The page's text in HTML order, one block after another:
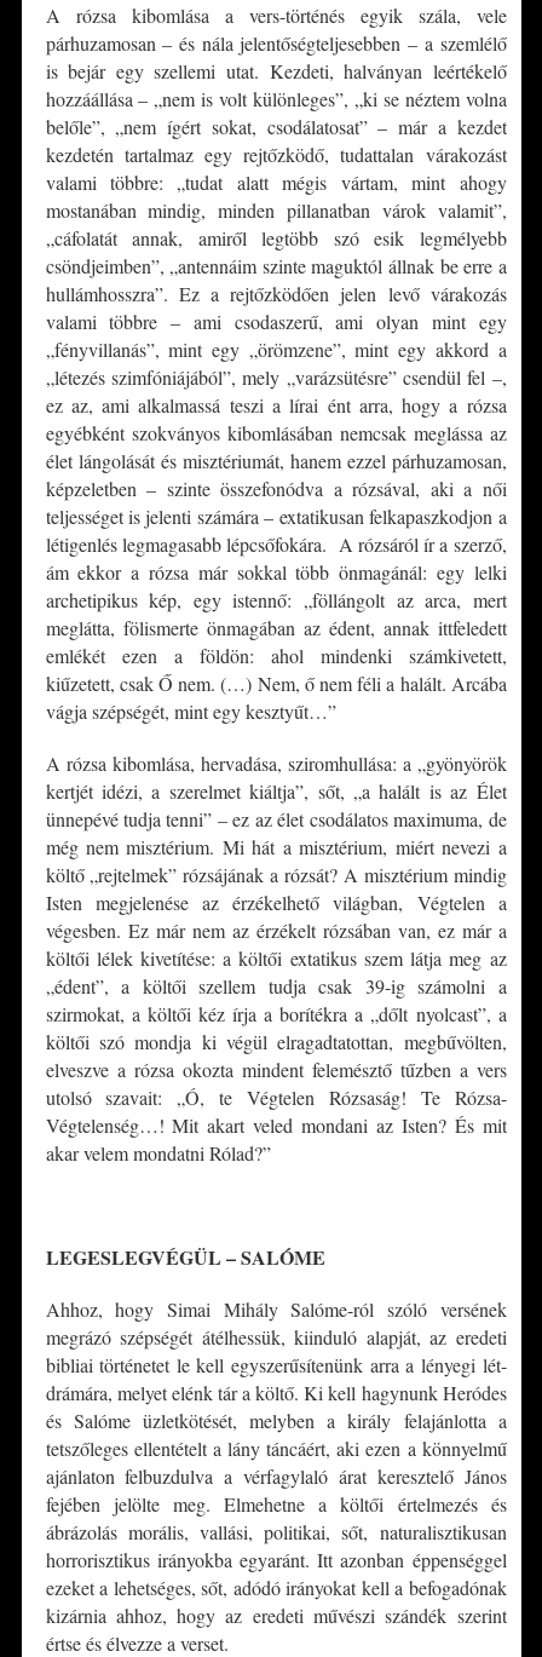
A rózsa kibomlása a vers-történés egyik szála, vele
párhuzamosan – és nála jelentőségteljesebben – a szemlélő
is bejár egy szellemi utat. Kezdeti, halványan leértékelő
hozzáállása – „nem is volt különleges”, „ki se néztem volna
belőle”, „nem ígért sokat, csodálatosat” – már a kezdet
kezdetén tartalmaz egy rejtőzködő, tudattalan várakozást
valami többre: „tudat alatt mégis vártam, mint ahogy
mostanában mindig, minden pillanatban várok valamit”,
„cáfolatát annak, amiről legtöbb szó esik legmélyebb
csöndjeimben”, „antennáim szinte maguktól állnak be erre a
hullámhosszra”. Ez a rejtőzködően jelen levő várakozás
valami többre – ami csodaszerű, ami olyan mint egy
„fényvillanás”, mint egy „örömzene”, mint egy akkord a
„létezés szimfóniájából”, mely „varázsütésre” csendül fel ­–,
ez az, ami alkalmassá teszi a lírai ént arra, hogy a rózsa
egyébként szokványos kibomlásában nemcsak meglássa az
élet lángolását és misztériumát, hanem ezzel párhuzamosan,
képzeletben – szinte összefonódva a rózsával, aki a női
teljességet is jelenti számára – extatikusan felkapaszkodjon a
létigenlés legmagasabb lépcsőfokára. A rózsáról ír a szerző,
ám ekkor a rózsa már sokkal több önmagánál: egy lelki
archetipikus kép, egy istennő: „föllángolt az arca, mert
meglátta, fölismerte önmagában az édent, annak ittfeledett
emlékét ezen a földön: ahol mindenki számkivetett,
kiűzetett, csak Ő nem. (…) Nem, ő nem féli a halált. Arcába
vágja szépségét, mint egy kesztyűt…”
A rózsa kibomlása, hervadása, sziromhullása: a „gyönyörök
kertjét idézi, a szerelmet kiáltja”, sőt, „a halált is az Élet
ünnepévé tudja tenni” – ez az élet csodálatos maximuma, de
még nem misztérium. Mi hát a misztérium, miért nevezi a
költő „rejtelmek” rózsájának a rózsát? A misztérium mindig
Isten megjelenése az érzékelhető világban, Végtelen a
végesben. Ez már nem az érzékelt rózsában van, ez már a
költői lélek kivetítése: a költői extatikus szem látja meg az
„édent”, a költői szellem tudja csak 39-ig számolni a
szirmokat, a költői kéz írja a borítékra a „dőlt nyolcast”, a
költői szó mondja ki végül elragadtatottan, megbűvölten,
elveszve a rózsa okozta mindent felemésztő tűzben a vers
utolsó szavait: „Ó, te Végtelen Rózsaság! Te Rózsa-
Végtelenség…! Mit akart veled mondani az Isten? És mit
akar velem mondatni Rólad?”
LEGESLEGVÉGÜL – SALÓME
Ahhoz, hogy Simai Mihály Salóme-ról szóló versének
megrázó szépségét átélhessük, kiinduló alapját, az eredeti
bibliai történetet le kell egyszerűsítenünk arra a lényegi lét-
drámára, melyet elénk tár a költő. Ki kell hagynunk Heródes
és Salóme üzletkötését, melyben a király felajánlotta a
tetszőleges ellentételt a lány táncáért, aki ezen a könnyelmű
ajánlaton felbuzdulva a vérfagylaló árat keresztelő János
fejében jelölte meg. Elmehetne a költői értelmezés és
ábrázolás morális, vallási, politikai, sőt, naturalisztikusan
horrorisztikus irányokba egyaránt. Itt azonban éppenséggel
ezeket a lehetséges, sőt, adódó irányokat kell a befogadónak
kizárnia ahhoz, hogy az eredeti művészi szándék szerint
értse és élvezze a verset.